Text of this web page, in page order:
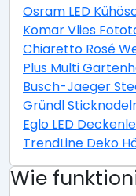
Osram LED
Komar Vlies
Chiaretto Rosé
Plus Multi
Busch-Jaeger
Gründl
Eglo LED
TrendLine Deko
Wie